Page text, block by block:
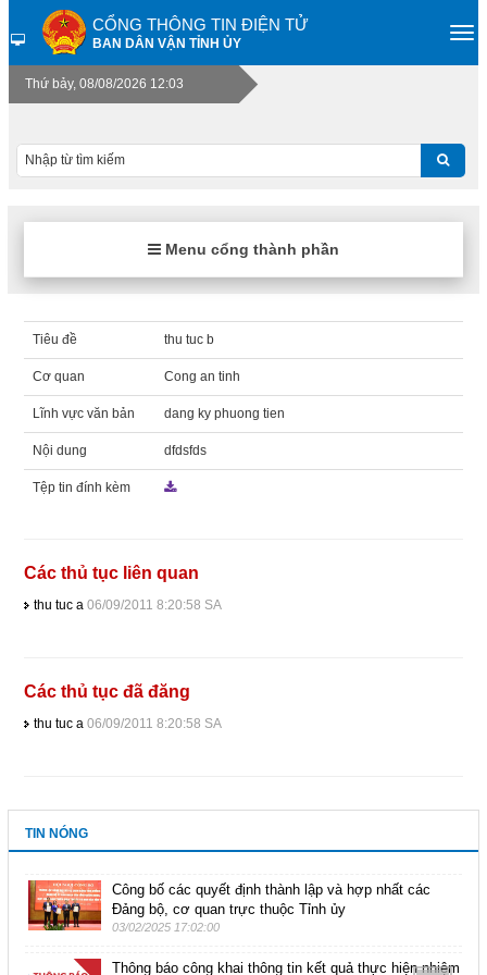
CỔNG THÔNG TIN ĐIỆN TỬ
BAN DÂN VẬN TỈNH ỦY
Thứ bảy, 08/08/2026 12:03
Menu cổng thành phần
Tiêu đề thu tuc b
Cơ quan Cong an tinh
Lĩnh vực văn bản dang ky phuong tien
Nội dung dfdsfds
Tệp tin đính kèm
Các thủ tục liên quan
thu tuc a 06/09/2011 8:20:58 SA
Các thủ tục đã đăng
thu tuc a 06/09/2011 8:20:58 SA
TIN NÓNG
Công bố các quyết định thành lập và hợp nhất các
Đảng bộ, cơ quan trực thuộc Tỉnh ủy
03/02/2025 17:02:00
Thông báo công khai thông tin kết quả thực hiện nhiệm